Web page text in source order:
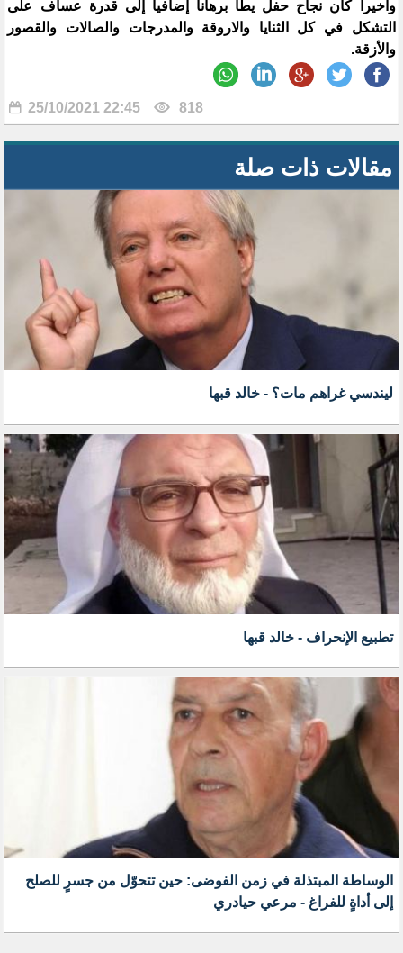
وأخيراً كان نجاح حفل يطا برهانا إضافيا إلى قدرة عساف على
التشكل في كل الثنايا والاروقة والمدرجات والصالات والقصور
والأزقة.
25/10/2021 22:45 818
مقالات ذات صلة
ليندسي غراهم مات؟ - خالد قبها
تطبيع الإنحراف - خالد قبها
الوساطة المبتذلة في زمن الفوضى: حين تتحوّل من جسرٍ للصلح
إلى أداةٍ للفراغ - مرعي حيادري